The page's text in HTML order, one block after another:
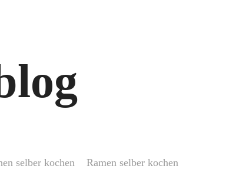
selber kochen Ramen selber kochen